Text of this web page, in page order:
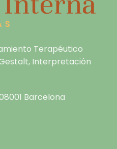
Terapéutico
Interpretación
Barcelona